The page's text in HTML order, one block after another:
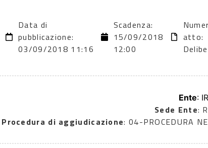
Data di
pubblicazione:
03/09/2018 11:16
Scadenza:
15/09/2018
12:00
atto:
Ente:
Sede Ente:
Procedura di aggiudicazione: 04-PROCEDURA